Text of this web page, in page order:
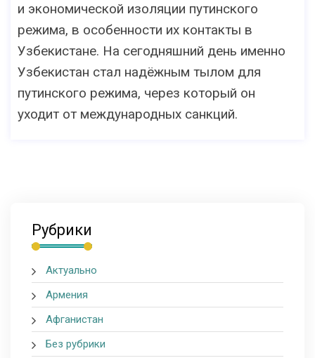
и экономической изоляции путинского
режима, в особенности их контакты в
Узбекистане. На сегодняшний день именно
Узбекистан стал надёжным тылом для
путинского режима, через который он
уходит от международных санкций.
Рубрики
Актуально
Армения
Афганистан
Без рубрики